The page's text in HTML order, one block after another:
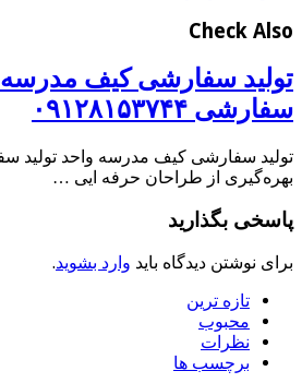
Check Also
تولید سفارشی کیف
سفارشی ۰۹۱۲۸۱۵۳۷۴۴
تولید سفارشی کیف مدرسه واحد تولید
بهره‌گیری از طراحان حرفه ایی …
پاسخی بگذارید
برای نوشتن دیدگاه باید وارد بشوید.
تازه ترین
محبوب
نظرات
برچسب ها